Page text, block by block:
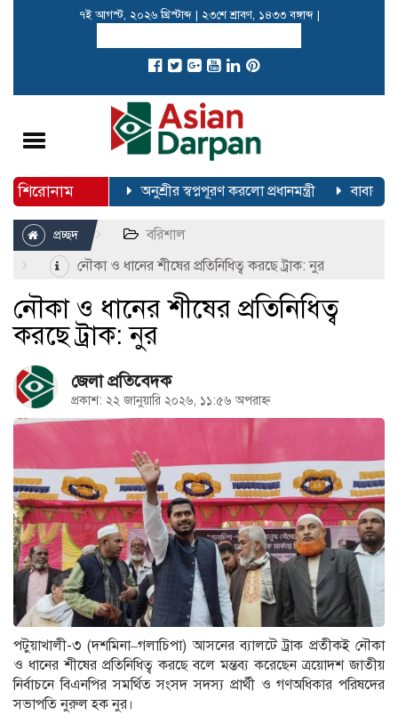
৭ই আগস্ট, ২০২৬ খ্রিস্টাব্দ| ২৩শে শ্রাবণ, ১৪৩৩ বঙ্গাব্দ|
Toggle
শিরোনাম
তালিকা প্রকাশ অনুশ্রীর স্বপ্নপূরণ করলো প্রধানমন্ত্রী বাবার কবর
প্রচ্ছদ
বরিশাল
নৌকা ও ধানের শীষের প্রতিনিধিত্ব করছে ট্রাক: নুর
নৌকা ও ধানের শীষের প্রতিনিধিত্ব
করছে ট্রাক: নুর
জেলা প্রতিবেদক
প্রকাশ: ২২ জানুয়ারি ২০২৬, ১১:৫৬ অপরাহ্ন
পটুয়াখালী-৩ (দশমিনা–গলাচিপা) আসনের ব্যালটে ট্রাক প্রতীকই নৌকা
ও ধানের শীষের প্রতিনিধিত্ব করছে বলে মন্তব্য করেছেন ত্রয়োদশ জাতীয়
নির্বাচনে বিএনপির সমর্থিত সংসদ সদস্য প্রার্থী ও গণঅধিকার পরিষদের
সভাপতি নুরুল হক নুর।